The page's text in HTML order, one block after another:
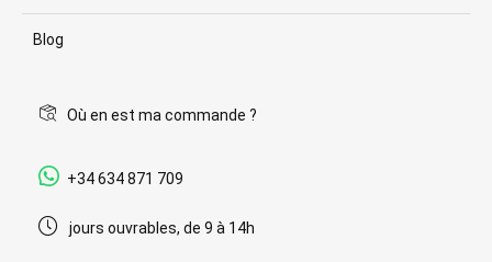
Blog
Où en est ma commande ?
+34 634 871 709
jours ouvrables, de 9 à 14h